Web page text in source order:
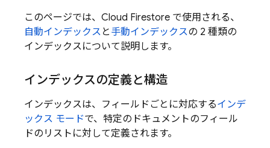
このページでは、 Cloud Firestore で使用される、
自動インデックス と 手動インデックスの 2 種類の
インデックスについて説明します。
インデックスの定義と構造
インデックスは、フィールドごとに対応するインデ
ックス モードで、特定のドキュメントのフィール
ドのリストに対して定義されます。